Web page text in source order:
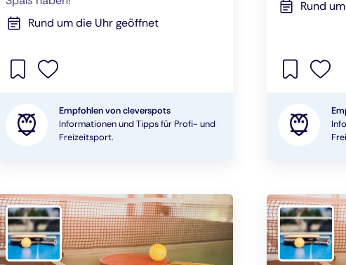
Rund um die Uhr geöffnet
Empfohlen von cleverspots
Informationen und Tipps für Profi- und
Freizeitsport.
Rund